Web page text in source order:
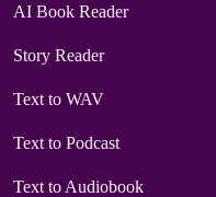
AI Book Reader
Story Reader
Text to WAV
Text to Podcast
Text to Audiobook